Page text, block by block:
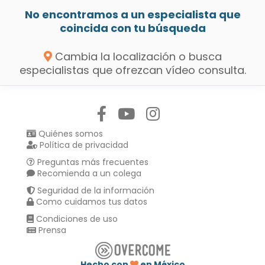
No encontramos a un especialista que
coincida con tu búsqueda
Cambia la localización o busca
especialistas que ofrezcan vídeo consulta.
Quiénes somos
Política de privacidad
Preguntas más frecuentes
Recomienda a un colega
Seguridad de la información
Como cuidamos tus datos
Condiciones de uso
Prensa